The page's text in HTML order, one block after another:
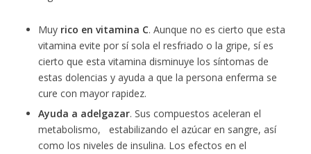
Muy rico en vitamina C. Aunque no es cierto que esta
vitamina evite por sí sola el resfriado o la gripe, sí es
cierto que esta vitamina disminuye los síntomas de
estas dolencias y ayuda a que la persona enferma se
cure con mayor rapidez.
Ayuda a adelgazar. Sus compuestos aceleran el
metabolismo, estabilizando el azúcar en sangre, así
como los niveles de insulina. Los efectos en el